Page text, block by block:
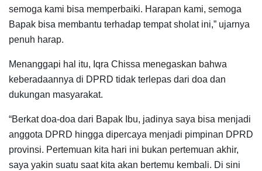
semoga kami bisa memperbaiki. Harapan kami, semoga
Bapak bisa membantu terhadap tempat sholat ini,” ujarnya
penuh harap.
Menanggapi hal itu, Iqra Chissa menegaskan bahwa
keberadaannya di DPRD tidak terlepas dari doa dan
dukungan masyarakat.
“Berkat doa-doa dari Bapak Ibu, jadinya saya bisa menjadi
anggota DPRD hingga dipercaya menjadi pimpinan DPRD
provinsi. Pertemuan kita hari ini bukan pertemuan akhir,
saya yakin suatu saat kita akan bertemu kembali. Di sini